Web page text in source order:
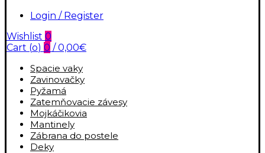
Login / Register
Wishlist 0
Cart (o) 0 / 0,00€
Spacie vaky
Zavinovačky
Pyžamá
Zatemňovacie závesy
Mojkáčikovia
Mantinely
Zábrana do postele
Deky